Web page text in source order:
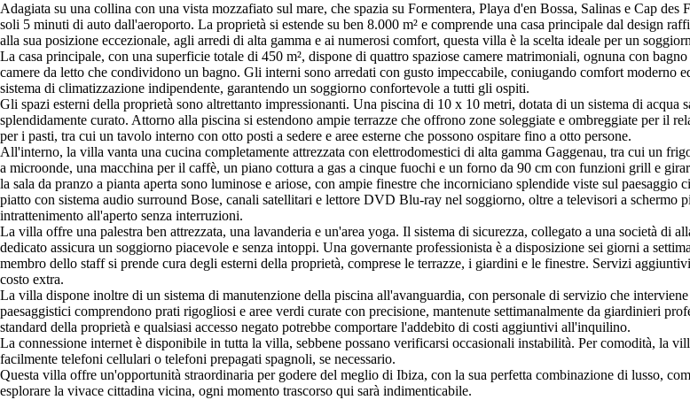
Adagiata su una collina con una vista mozzafiato sul mare, che spazia su Formentera, Playa d'en Bossa, Salinas e Cap
soli 5 minuti di auto dall'aeroporto. La proprietà si estende su ben 8.000 m² e comprende una casa principale dal design
alla sua posizione eccezionale, agli arredi di alta gamma e ai numerosi comfort, questa villa è la scelta ideale per un
La casa principale, con una superficie totale di 450 m², dispone di quattro spaziose camere matrimoniali, ognuna con
camere da letto che condividono un bagno. Gli interni sono arredati con gusto impeccabile, coniugando comfort
sistema di climatizzazione indipendente, garantendo un soggiorno confortevole a tutti gli ospiti.
Gli spazi esterni della proprietà sono altrettanto impressionanti. Una piscina di 10 x 10 metri, dotata di un sistema di
splendidamente curato. Attorno alla piscina si estendono ampie terrazze che offrono zone soleggiate e ombreggiate per il
per i pasti, tra cui un tavolo interno con otto posti a sedere e aree esterne che possono ospitare fino a otto persone.
All'interno, la villa vanta una cucina completamente attrezzata con elettrodomestici di alta gamma Gaggenau, tra cui un
a microonde, una macchina per il caffè, un piano cottura a gas a cinque fuochi e un forno da 90 cm con funzioni grill e
la sala da pranzo a pianta aperta sono luminose e ariose, con ampie finestre che incorniciano splendide viste sul
piatto con sistema audio surround Bose, canali satellitari e lettore DVD Blu-ray nel soggiorno, oltre a televisori a schermo
intrattenimento all'aperto senza interruzioni.
La villa offre una palestra ben attrezzata, una lavanderia e un'area yoga. Il sistema di sicurezza, collegato a una società di
dedicato assicura un soggiorno piacevole e senza intoppi. Una governante professionista è a disposizione sei giorni a
membro dello staff si prende cura degli esterni della proprietà, comprese le terrazze, i giardini e le finestre. Servizi
costo extra.
La villa dispone inoltre di un sistema di manutenzione della piscina all'avanguardia, con personale di servizio che
paesaggistici comprendono prati rigogliosi e aree verdi curate con precisione, mantenute settimanalmente da giardinieri
standard della proprietà e qualsiasi accesso negato potrebbe comportare l'addebito di costi aggiuntivi all'inquilino.
La connessione internet è disponibile in tutta la villa, sebbene possano verificarsi occasionali instabilità. Per comodità, la
facilmente telefoni cellulari o telefoni prepagati spagnoli, se necessario.
Questa villa offre un'opportunità straordinaria per godere del meglio di Ibiza, con la sua perfetta combinazione di lusso,
esplorare la vivace cittadina vicina, ogni momento trascorso qui sarà indimenticabile.